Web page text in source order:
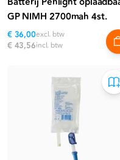
GP NIMH 2700mah 4st.
€ 36,00excl. btw
€ 43,56incl. btw